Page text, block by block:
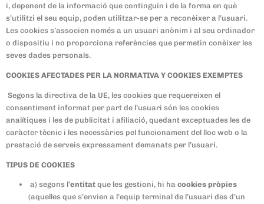
i, depenent de la informació que continguin i de la forma en què
s’utilitzi el seu equip, poden utilitzar-se per a reconèixer a l’usuari.
Les cookies s’associen només a un usuari anònim i al seu ordinador
o dispositiu i no proporciona referències que permetin conèixer les
seves dades personals.
COOKIES AFECTADES PER LA NORMATIVA Y COOKIES EXEMPTES
Segons la directiva de la UE, les cookies que requereixen el
consentiment informat per part de l’usuari són les cookies
analítiques i les de publicitat i afiliació, quedant exceptuades les de
caràcter tècnic i les necessàries pel funcionament del lloc web o la
prestació de serveis expressament demanats per l’usuari.
TIPUS DE COOKIES
a) segons l’entitatque les gestioni, hi hacookies pròpies
(aquelles que s’envien a l’equip terminal de l’usuari des d’un